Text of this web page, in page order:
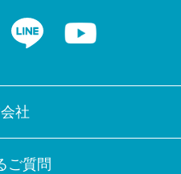
Twitter LINE
社
ご質問